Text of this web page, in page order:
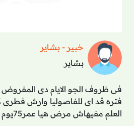
خبير - بشاير
بشاير
فى ظروف الجو الايام دى
فتره قد اى للفاصوليا وارش
العلم مفيهاش مرض هيا عمر75يوم